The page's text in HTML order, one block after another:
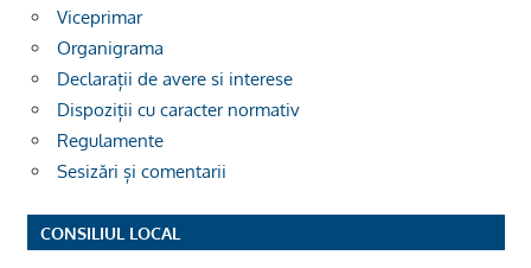
Viceprimar
Organigrama
Declarații de avere si interese
Dispoziții cu caracter normativ
Regulamente
Sesizări și comentarii
CONSILIUL LOCAL